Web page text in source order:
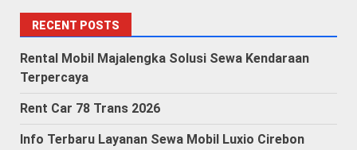
RECENT POSTS
Rental Mobil Majalengka Solusi Sewa Kendaraan
Terpercaya
Rent Car 78 Trans 2026
Info Terbaru Layanan Sewa Mobil Luxio Cirebon